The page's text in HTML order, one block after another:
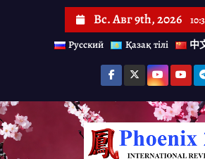
й
т
и
Вс. Авг 9th, 2026
Русский
Қазақ тілі 中